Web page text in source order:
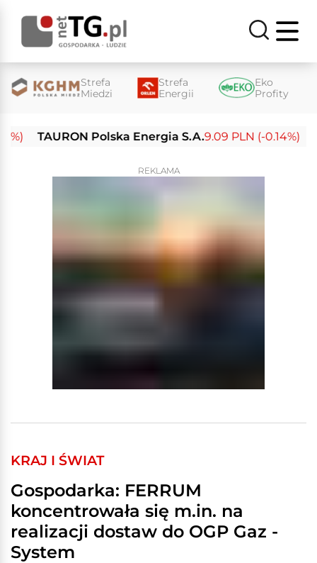
Strefa
Miedzi
Strefa
Energii
Eko
Profity
TAURON Polska Energia S.A.9.09 PLN (-0.14%)
REKLAMA
KRAJ I ŚWIAT
Gospodarka: FERRUM
koncentrowała się m.in. na
realizacji dostaw do OGP Gaz -
System